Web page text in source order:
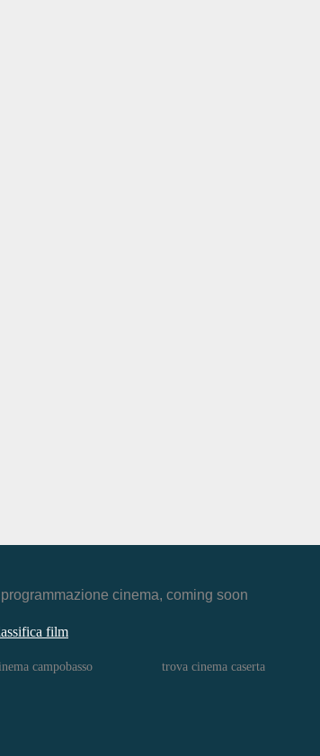
cinema, coming soon
film
campobasso trova cinema caserta